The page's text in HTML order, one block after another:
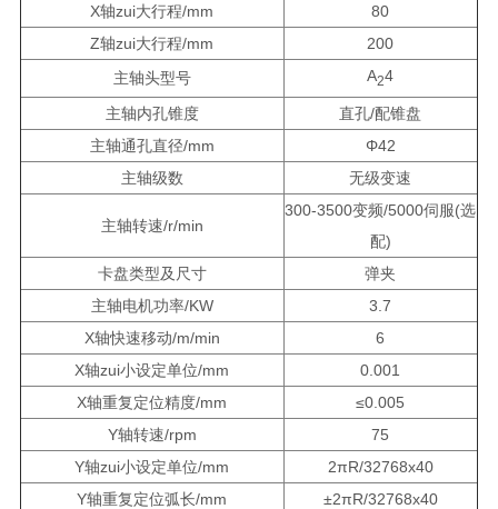
X轴zui大行程/mm
80
Z轴zui大行程/mm
200
主轴头型号
A24
主轴内孔锥度
直孔/配锥盘
主轴通孔直径/mm
Φ42
主轴级数
无级变速
主轴转速/r/min
300-3500变频/5000伺服(选
配)
卡盘类型及尺寸
弹夹
主轴电机功率/KW
3.7
X轴快速移动/m/min
6
X轴zui小设定单位/mm
0.001
X轴重复定位精度/mm
≤0.005
Y轴转速/rpm
75
Y轴zui小设定单位/mm
2πR/32768x40
Y轴重复定位弧长/mm
±2πR/32768x40